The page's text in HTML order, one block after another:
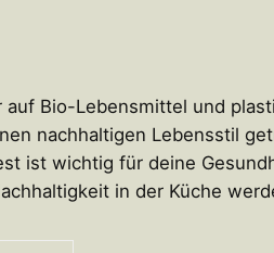
Bio-Lebensmittel und
nachhaltigen Lebensstil
ist wichtig für deine
in der Küche